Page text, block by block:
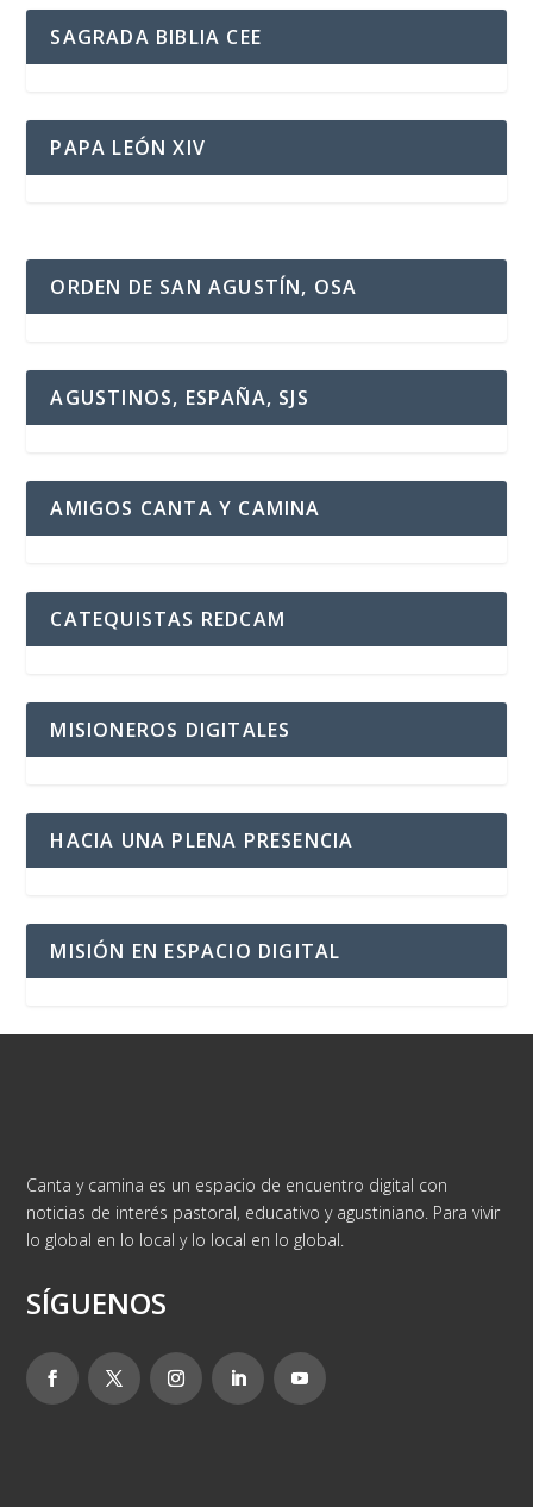
SAGRADA BIBLIA CEE
PAPA LEÓN XIV
ORDEN DE SAN AGUSTÍN, OSA
AGUSTINOS, ESPAÑA, SJS
AMIGOS CANTA Y CAMINA
CATEQUISTAS REDCAM
MISIONEROS DIGITALES
HACIA UNA PLENA PRESENCIA
MISIÓN EN ESPACIO DIGITAL
Canta y camina es un espacio de encuentro digital con
noticias de interés pastoral, educativo y agustiniano. Para vivir
lo global en lo local y lo local en lo global.
SÍGUENOS